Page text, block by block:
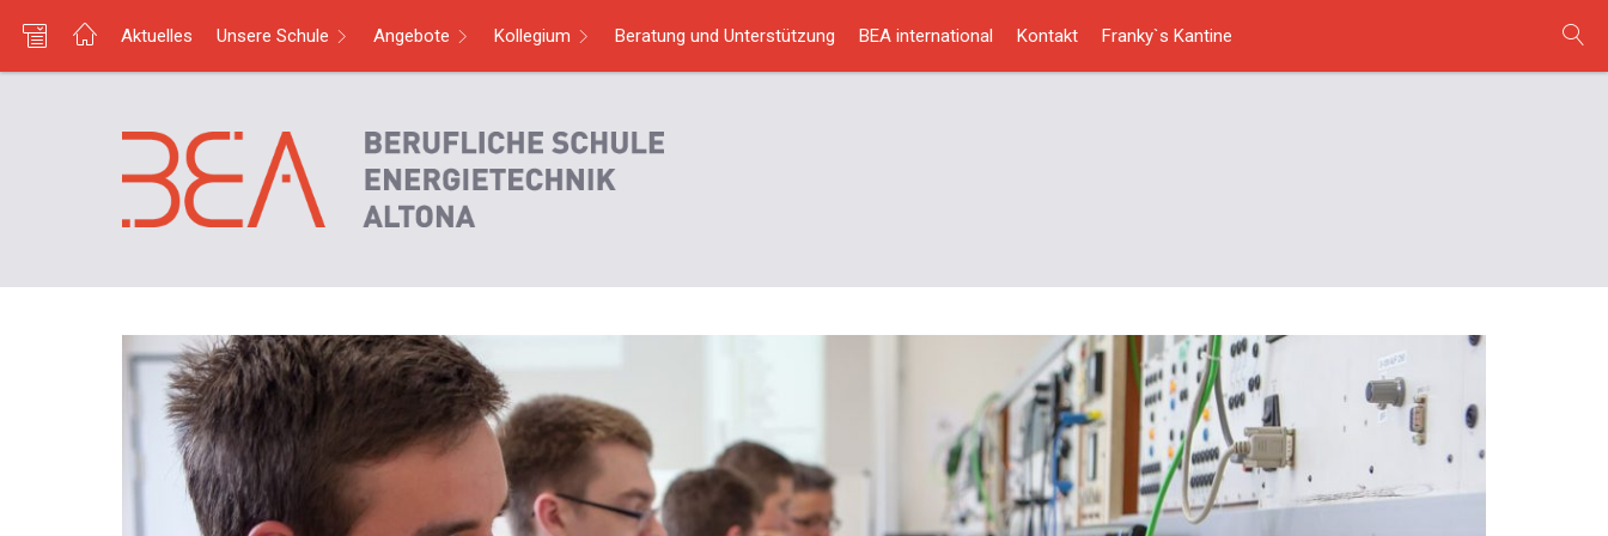
Aktuelles Unsere Schule Angebote Kollegium Beratung und Unterstützung BEA international Kontakt Franky`s Kantine